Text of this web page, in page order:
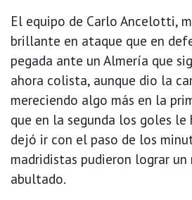
El equipo de Carlo Ancelotti,
brillante en ataque que en
pegada ante un Almería que
ahora colista, aunque dio la
mereciendo algo más en la
que en la segunda los goles le
dejó ir con el paso de los
madridistas pudieron lograr un
abultado.